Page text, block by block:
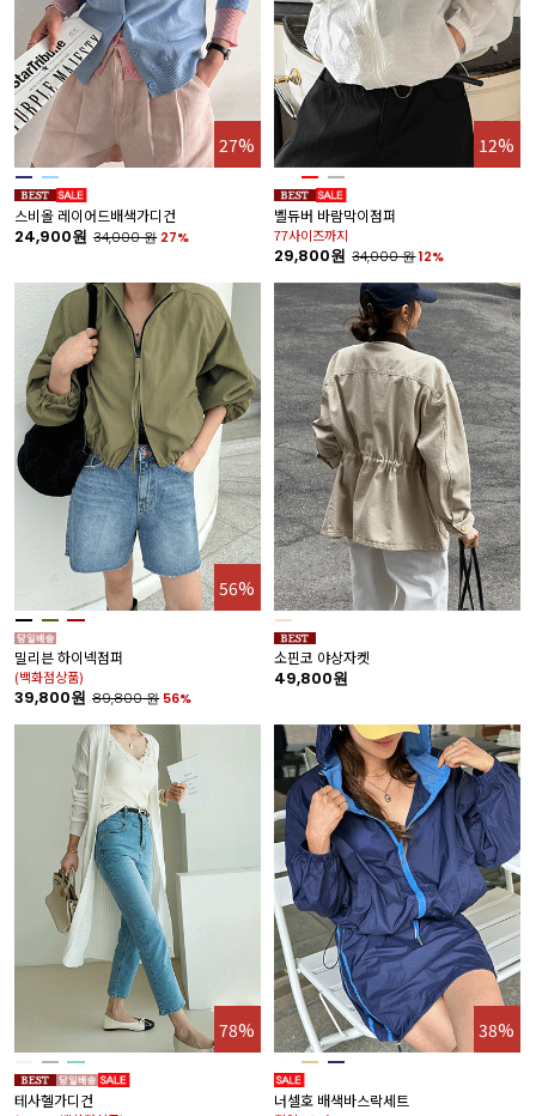
27%
스비올 레이어드배색가디건
24,900원 34,000원 27%
12%
벨듀버 바람막이점퍼
77사이즈까지
29,800원 34,000원12%
56%
밀리븐 하이넥점퍼
(백화점상품)
39,800원 89,800원 56%
소핀코 야상자켓
49,800원
78%
테사헬가디건
38%
너셀호 배색바스락세트